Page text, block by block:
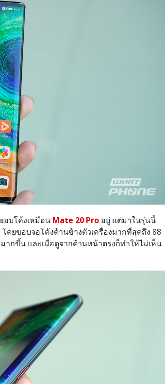
อบโค้งเหมือน Mate 20 Proอยู่ แต่มาในรุ่นนี้
ดยขอบจอโค้งด้านข้างตัวเครื่องมากที่สุดถึง 88
ากขึ้น และเมื่อดูจากด้านหน้าตรงก็ทำให้ไม่เห็น